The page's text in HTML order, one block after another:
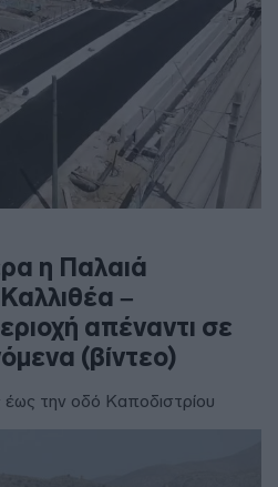
η Παλαιά
–
απέναντι σε
(βίντεο)
την οδό Καποδιστρίου